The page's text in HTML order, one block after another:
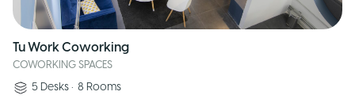
Tu Work Coworking
COWORKING SPACES
5 Desks • 8 Rooms